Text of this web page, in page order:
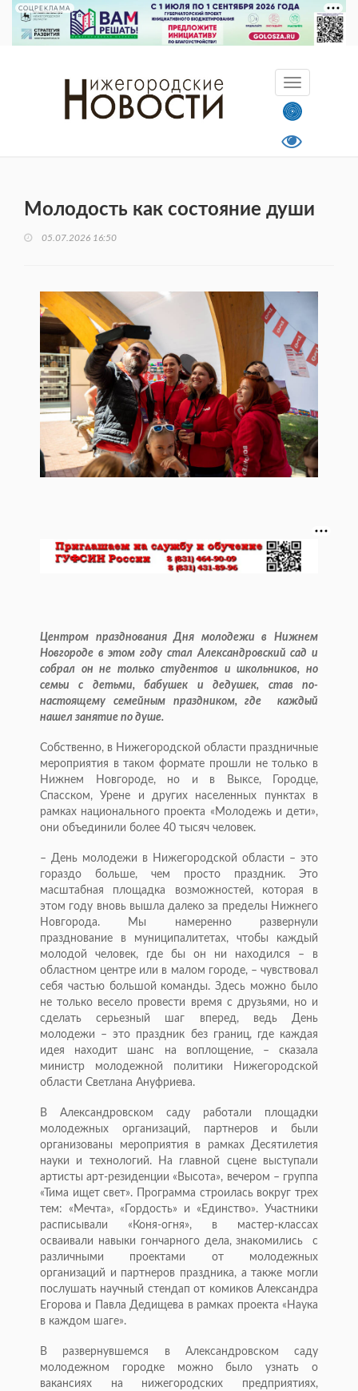
СОЦРЕКЛАМА
Молодость как состояние души
05.07.2026 16:50
Центром празднования Дня молодежи в Нижнем
Новгороде в этом году стал Александровский сад и
собрал он не только студентов и школьников, но
семьи с детьми, бабушек и дедушек, став по-
настоящему семейным праздником, где каждый
нашел занятие по душе.
Собственно, в Нижегородской области праздничные
мероприятия в таком формате прошли не только в
Нижнем Новгороде, но и в Выксе, Городце,
Спасском, Урене и других населенных пунктах в
рамках национального проекта «Молодежь и дети»,
они объединили более 40 тысяч человек.
– День молодежи в Нижегородской области – это
гораздо больше, чем просто праздник. Это
масштабная площадка возможностей, которая в
этом году вновь вышла далеко за пределы Нижнего
Новгорода. Мы намеренно развернули
празднование в муниципалитетах, чтобы каждый
молодой человек, где бы он ни находился – в
областном центре или в малом городе, – чувствовал
себя частью большой команды. Здесь можно было
не только весело провести время с друзьями, но и
сделать серьезный шаг вперед, ведь День
молодежи – это праздник без границ, где каждая
идея находит шанс на воплощение, – сказала
министр молодежной политики Нижегородской
области Светлана Ануфриева.
В Александровском саду работали площадки
молодежных организаций, партнеров и были
организованы мероприятия в рамках Десятилетия
науки и технологий. На главной сцене выступали
артисты арт-резиденции «Высота», вечером – группа
«Тима ищет свет». Программа строилась вокруг трех
тем: «Мечта», «Гордость» и «Единство». Участники
расписывали «Коня-огня», в мастер-классах
осваивали навыки гончарного дела, знакомились с
различными проектами от молодежных
организаций и партнеров праздника, а также могли
послушать научный стендап от комиков Александра
Егорова и Павла Дедищева в рамках проекта «Наука
в каждом шаге».
В развернувшемся в Александровском саду
молодежном городке можно было узнать о
вакансиях на нижегородских предприятиях,